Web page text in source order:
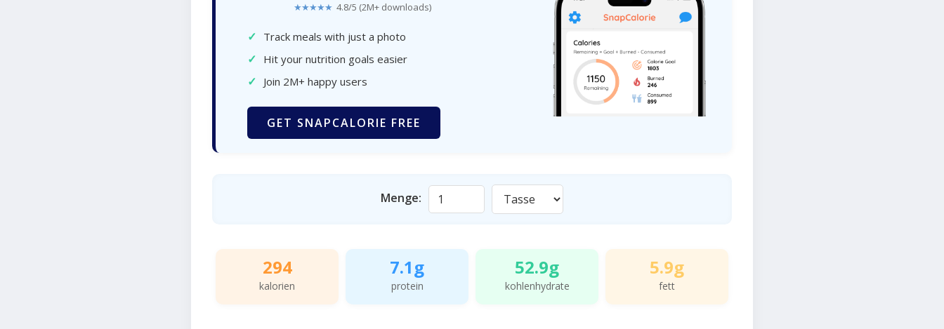
★★★★★ 4.8/5 (2M+ downloads)
✓ Track meals with just a photo
✓ Hit your nutrition goals easier
✓ Join 2M+ happy users
GET SNAPCALORIE FREE
Menge:
294
kalorien
7.1g
protein
52.9g
kohlenhydrate
5.9g
fett